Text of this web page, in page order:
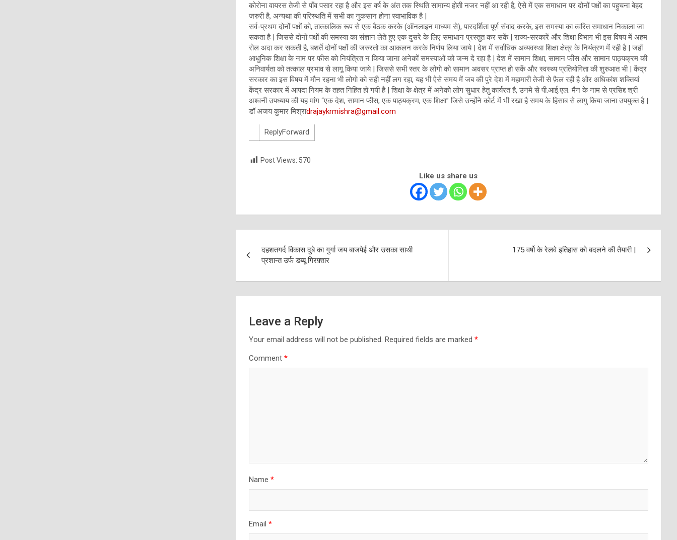
कोरोना वायरस तेजी से पाँव पसार रहा है और इस वर्ष के अंत तक स्थिति सामान्य होती नजर नहीं आ रही है, ऐसे में एक समाधान पर दोनों पक्षों का पहुचना बेहद
जरुरी है, अन्यथा की परिस्थति में सभी का नुकसान होना स्वाभाविक है |
सर्व-प्रथम दोनों पक्षों को, तात्कालिक रूप से एक बैठक करके (ऑनलाइन माध्यम से), पारदर्शिता पूर्ण संवाद करके, इस समस्या का त्वरित समाधान निकाला जा
सकता है | जिससे दोनों पक्षों की समस्या का संज्ञान लेते हुए एक दुसरे के लिए समाधान प्रस्तुत कर सकें | राज्य-सरकारें और शिक्षा विभाग भी इस विषय में अहम
रोल अदा कर सकती है, बशर्ते दोनों पक्षों की जरुरतो का आकलन करके निर्णय लिया जाये | देश में सर्वाधिक अव्यवस्था शिक्षा क्षेत्र के नियंत्रण में रही है | जहाँ
आधुनिक शिक्षा के नाम पर फीस को नियंत्रित न किया जाना अनेकों समस्याओं को जन्म दे रहा है | देश में सामान शिक्षा, सामान फीस और सामान पाठ्यक्रम की
अनिवार्यता को तत्काल प्रभाव से लागू किया जाये | जिससे सभी स्तर के लोगो को सामान अवसर प्राप्त हो सकें और स्वस्थ्य प्रतियोगिता की शुरुआत भी | केंद्र
सरकार का इस विषय में मौन रहना भी लोगो को सही नहीं लग रहा, यह भी ऐसे समय में जब की पुरे देश में महामारी तेजी से फ़ैल रही है और अधिकांश शक्तियां
केंद्र सरकार में आपदा नियम के तहत निहित हो गयी है | शिक्षा के क्षेत्र में अनेको लोग सुधार हेतु कार्यरत है, उनमे से पी.आई.एल. मैन के नाम से प्रसिद्द श्री
अश्वनी उपध्याय की यह मांग “एक देश, सामान फीस, एक पाठ्यक्रम, एक शिक्षा” जिसे उन्होंने कोर्ट में भी रखा है समय के हिसाब से लागु किया जाना उपयुक्त है |
डॉ अजय कुमार मिश्राdrajaykrmishra@gmail.com
ReplyForward
Post Views: 570
Like us share us
navigation
दहशतगर्द विकास दुबे का गुर्गा जय बाजपेई और उसका साथी
प्रशान्त उर्फ डब्बू गिरफ़्तार
175 वर्षो के रेलवे इतिहास को बदलने की तैयारी |
Leave a Reply
Your email address will not be published. Required fields are marked *
Comment *
Name *
Email *